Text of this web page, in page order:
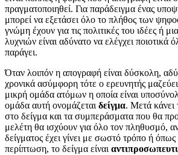
πραγματοποιηθεί. Για παράδειγμα ένας
μπορεί να εξετάσει όλο το πλήθος των
γνώμη έχουν για τις πολιτικές του ιδέες ή
λυχνιών είναι αδύνατο να ελέγχει ποιοτικά
παράγει.
Όταν λοιπόν η απογραφή είναι δύσκολη,
χρονικά ασύμφορη τότε ο ερευνητής
μικρή ομάδα ατόμων η οποία είναι
ομάδα αυτή ονομάζεται δείγμα. Μετά κάνει
στο δείγμα και τα συμπεράσματα που θα
μελέτη θα ισχύουν για όλο τον πληθυσμό,
δείγματος έχει γίνει με σωστό τρόπο ή
περίπτωση, το δείγμα είναι